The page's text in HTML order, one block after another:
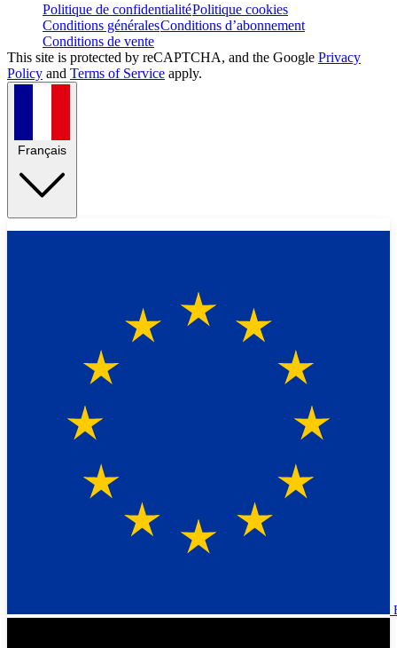
Politique de confidentialitéPolitique cookies
Conditions généralesConditions d’abonnement
Conditions de vente
This site is protected by reCAPTCHA, and the Google Privacy
Policy and Terms of Service apply.
Français